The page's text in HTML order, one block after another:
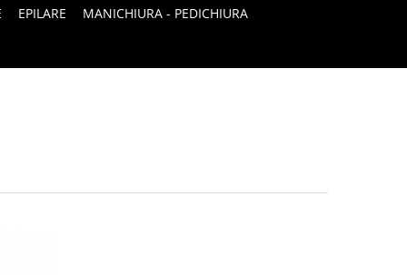
EPILARE MANICHIURA - PEDICHIURA